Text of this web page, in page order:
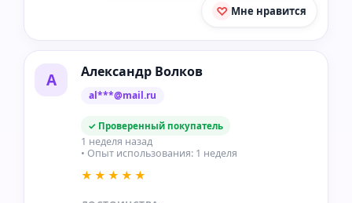
Мне нравится
А Александр Волков
al***@mail.ru
✓ Проверенный покупатель
1 неделя назад
• Опыт использования: 1 неделя
★★★★★